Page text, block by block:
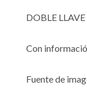
DOBLE LLAVE
Con
Fuente de